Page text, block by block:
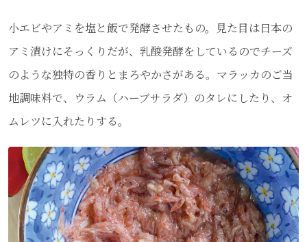
小エビやアミを塩と飯で発酵させたもの。見た目は日本の
アミ漬けにそっくりだが、乳酸発酵をしているのでチーズ
のような独特の香りとまろやかさがある。マラッカのご当
地調味料で、ウラム（ハーブサラダ）のタレにしたり、オ
ムレツに入れたりする。